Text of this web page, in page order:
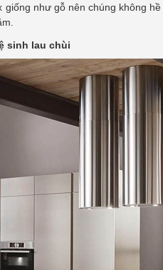
như gỗ nên chúng không
sinh lau chùi